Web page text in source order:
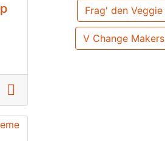
Frag' den Veggie
V Change Makers